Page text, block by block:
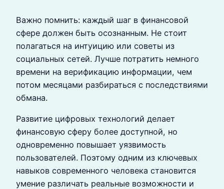
Важно помнить: каждый шаг в финансовой
сфере должен быть осознанным. Не стоит
полагаться на интуицию или советы из
социальных сетей. Лучше потратить немного
времени на верификацию информации, чем
потом месяцами разбираться с последствиями
обмана.
Развитие цифровых технологий делает
финансовую сферу более доступной, но
одновременно повышает уязвимость
пользователей. Поэтому одним из ключевых
навыков современного человека становится
умение различать реальные возможности и